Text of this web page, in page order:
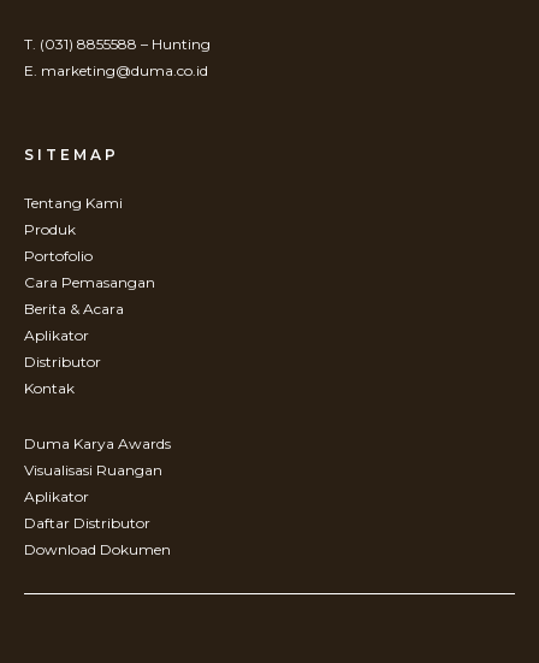
T. (031) 8855588 – Hunting
E. marketing@duma.co.id
SITEMAP
Tentang Kami
Produk
Portofolio
Cara Pemasangan
Berita & Acara
Aplikator
Distributor
Kontak
Duma Karya Awards
Visualisasi Ruangan
Aplikator
Daftar Distributor
Download Dokumen